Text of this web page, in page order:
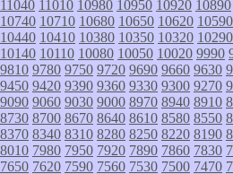
11040 11010 10980 10950 10920 10890
10740 10710 10680 10650 10620 10590
10440 10410 10380 10350 10320 10290
10140 10110 10080 10050 10020 9990
9810 9780 9750 9720 9690 9660 9630
9450 9420 9390 9360 9330 9300 9270
9090 9060 9030 9000 8970 8940 8910
8730 8700 8670 8640 8610 8580 8550
8370 8340 8310 8280 8250 8220 8190
8010 7980 7950 7920 7890 7860 7830
7650 7620 7590 7560 7530 7500 7470